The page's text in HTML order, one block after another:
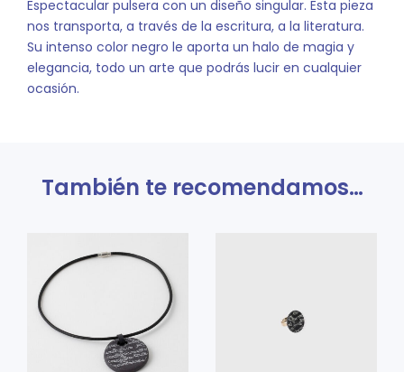
Espectacular pulsera con un diseño singular. Esta pieza
nos transporta, a través de la escritura, a la literatura.
Su intenso color negro le aporta un halo de magia y
elegancia, todo un arte que podrás lucir en cualquier
ocasión.
También te recomendamos…